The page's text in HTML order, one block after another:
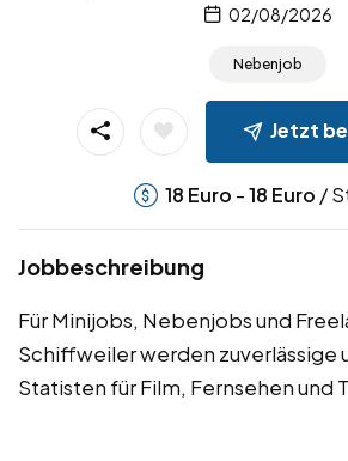
02/08/2026
Nebenjob
Jetzt
18 Euro -18 Euro /
Jobbeschreibung
Für Minijobs, Nebenjobs und
Schiffweiler werden zuverlässige
Statisten für Film, Fernsehen und